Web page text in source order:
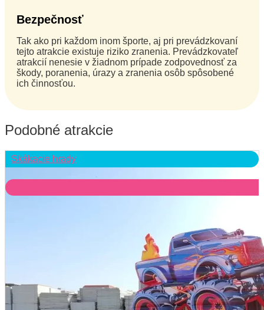
Bezpečnosť
Tak ako pri každom inom športe, aj pri prevádzkovaní
tejto atrakcie existuje riziko zranenia. Prevádzkovateľ
atrakcií nenesie v žiadnom prípade zodpovednosť za
škody, poranenia, úrazy a zranenia osôb spôsobené
ich činnosťou.
Podobné atrakcie
Skákacie hrady